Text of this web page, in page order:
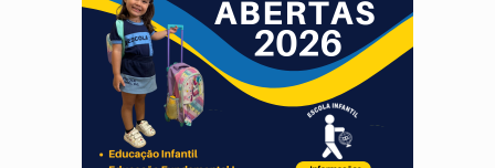
VÍDEO:Perseguição é registrada no shopping após colombiana furtar
LUDOPATIA: Apostas online começam a afetar produtividade e rotina
REFLORESTAMENTO: Plantar árvores não será mais suficiente para
OVNIS NA LUA: Cientistas alertam para possível base secreta no satélite